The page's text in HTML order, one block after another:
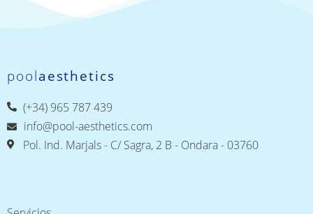
poolaesthetics
(+34) 965 787 439
info@pool-aesthetics.com
Pol. Ind. Marjals - C/ Sagra, 2 B - Ondara - 03760